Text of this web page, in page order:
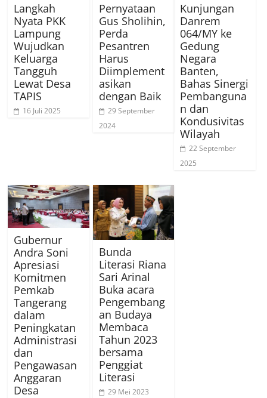
Langkah
Nyata PKK
Lampung
Wujudkan
Keluarga
Tangguh
Lewat Desa
TAPIS
16 Juli 2025
Pernyataan
Gus Sholihin,
Perda
Pesantren
Harus
Diimplement
asikan
dengan Baik
29 September
2024
Kunjungan
Danrem
064/MY ke
Gedung
Negara
Banten,
Bahas Sinergi
Pembanguna
n dan
Kondusivitas
Wilayah
22 September
2025
Gubernur
Andra Soni
Apresiasi
Komitmen
Pemkab
Tangerang
dalam
Peningkatan
Administrasi
dan
Pengawasan
Anggaran
Desa
Bunda
Literasi Riana
Sari Arinal
Buka acara
Pengembang
an Budaya
Membaca
Tahun 2023
bersama
Penggiat
Literasi
29 Mei 2023